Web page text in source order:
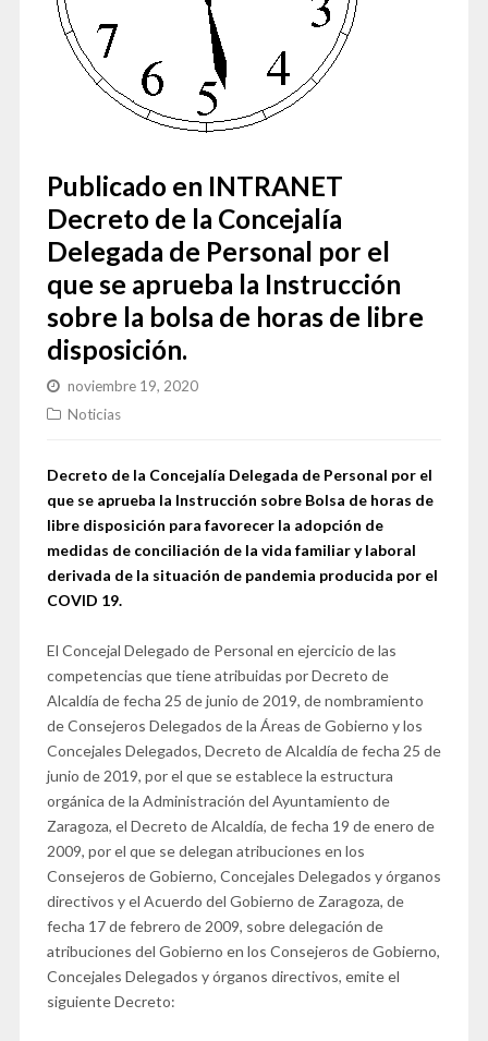
Publicado en INTRANET
Decreto de la Concejalía
Delegada de Personal por el
que se aprueba la Instrucción
sobre la bolsa de horas de libre
disposición.
noviembre 19, 2020
Noticias
Decreto de la Concejalía Delegada de Personal por el
que se aprueba la lnstrucción sobre Bolsa de horas de
libre disposición para favorecer la adopción de
medidas de conciliación de la vida familiar y laboral
derivada de la situación de pandemia producida por el
COVID 19.
El Concejal Delegado de Personal en ejercicio de las
competencias que tiene atribuidas por Decreto de
Alcaldía de fecha 25 de junio de 2019, de nombramiento
de Consejeros Delegados de la Áreas de Gobierno y los
Concejales Delegados, Decreto de Alcaldía de fecha 25 de
junio de 2019, por el que se establece la estructura
orgánica de la Administración del Ayuntamiento de
Zaragoza, el Decreto de Alcaldía, de fecha 19 de enero de
2009, por el que se delegan atribuciones en los
Consejeros de Gobierno, Concejales Delegados y órganos
directivos y el Acuerdo del Gobierno de Zaragoza, de
fecha 17 de febrero de 2009, sobre delegación de
atribuciones del Gobierno en los Consejeros de Gobierno,
Concejales Delegados y órganos directivos, emite el
siguiente Decreto: